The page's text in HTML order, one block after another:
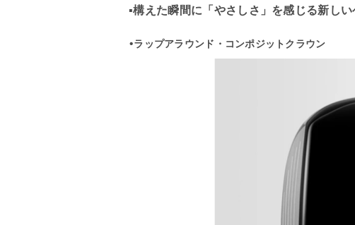
▪️構えた瞬間に「やさしさ」を感じる新しい
•ラップアラウンド・コンポジットクラウン